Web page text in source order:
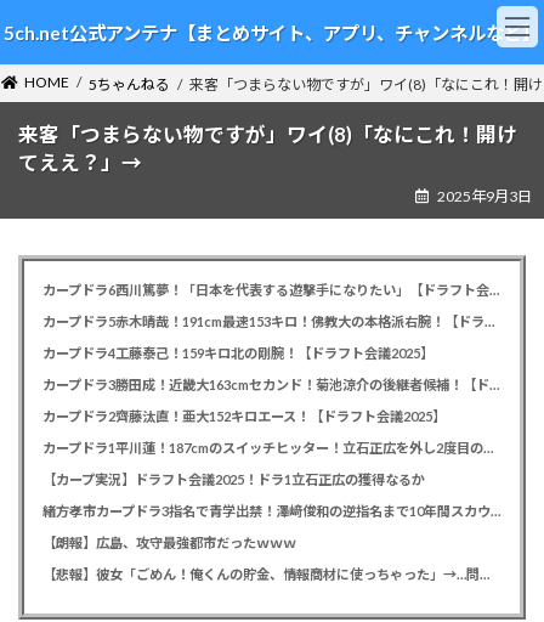
ン
テ
ン
ツ
ビ
ゲ
ー
シ
5ch.net公式アンテナ【まとめサイト、アプリ、チャンネルなど】
HOME 5ちゃんねる 来客「つまらない物ですが」ワイ(8)「なにこれ！開
来客「つまらない物ですが」ワイ(8)「なにこれ！開け
てええ？」→
2025年9月3日
カープドラ6西川篤夢！「日本を代表する遊撃手になりたい」【ドラフト会議2025】
カープドラ5赤木晴哉！191cm最速153キロ！佛教大の本格派右腕！【ドラフト会議2025】
カープドラ4工藤泰己！159キロ北の剛腕！【ドラフト会議2025】
カープドラ3勝田成！近畿大163cmセカンド！菊池涼介の後継者候補！【ドラフト会議2025】
カープドラ2齊藤汰直！亜大152キロエース！【ドラフト会議2025】
カープドラ1平川蓮！187cmのスイッチヒッター！立石正広を外し2度目の重複も新井監督がクジを引き当てる！【ドラフト会議2025】
【カープ実況】ドラフト会議2025！ドラ1立石正広の獲得なるか
緒方孝市カープドラ3指名で青学出禁！澤﨑俊和の逆指名まで10年間スカウト出禁
【朗報】広島、攻守最強都市だったｗｗｗ
【悲報】彼女「ごめん！俺くんの貯金、情報商材に使っちゃった」→…問い詰めたらギャン泣きされたんだが俺が悪いのか？